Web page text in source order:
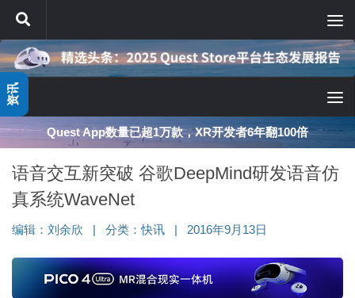
跳至内容
Quest App数量已超1万款，XR开发者6年翻100倍
语音交互新突破 谷歌DeepMind研发语音仿
真系统WaveNet
编辑： 刘余欣 分类：快讯 2016年9月13日
资讯